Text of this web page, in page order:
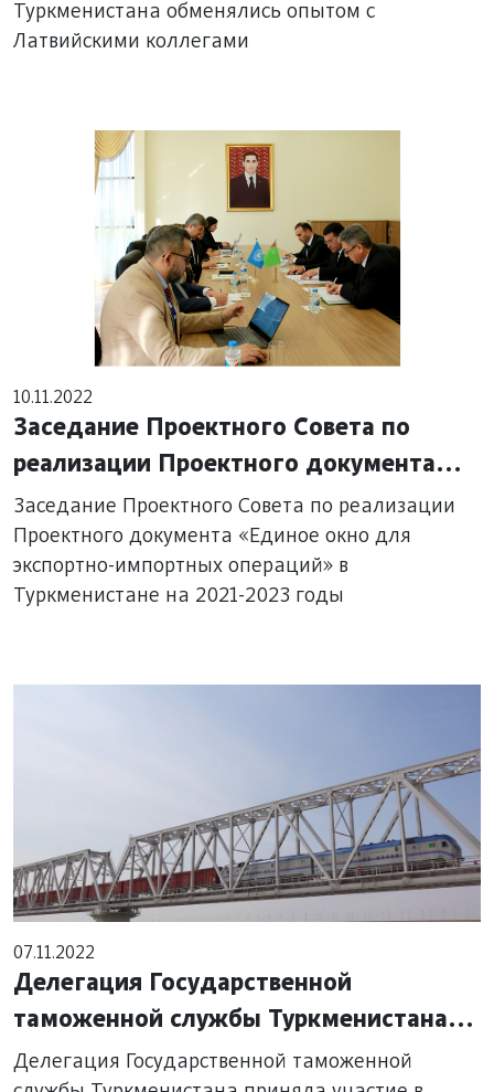
коллегами
Туркменистана обменялись опытом с
Латвийскими коллегами
10.11.2022
Заседание Проектного Совета по
реализации Проектного документа
«Единое окно для экспортно-
импортных операций» в
Туркменистане на 2021-2023 годы
Заседание Проектного Совета по реализации
Проектного документа «Единое окно для
экспортно-импортных операций» в
Туркменистане на 2021-2023 годы
07.11.2022
Делегация Государственной
таможенной службы Туркменистана
приняла участие в четвертом
Делегация Государственной таможенной